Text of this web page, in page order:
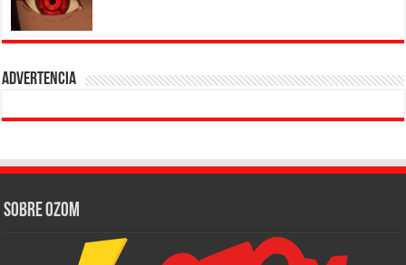
Advertencia
Sobre Ozom